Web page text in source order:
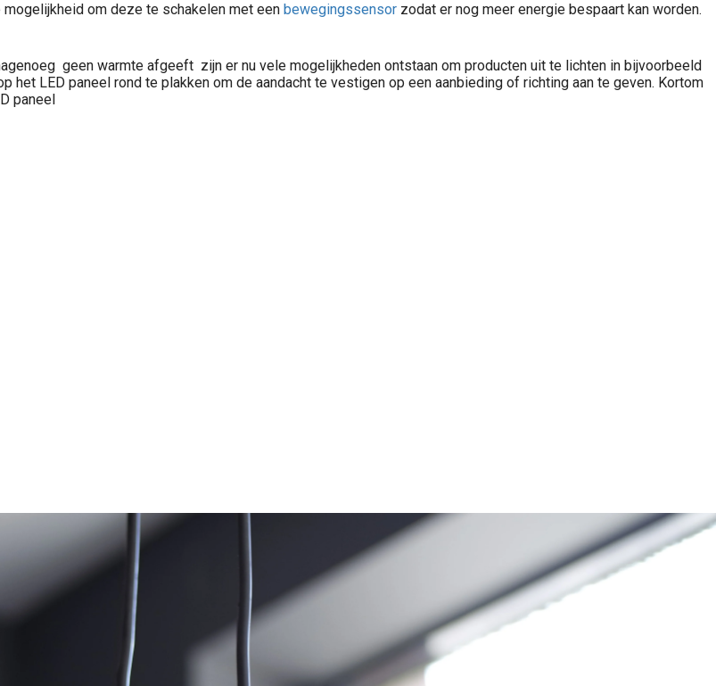
om deze te schakelen met een bewegingssensor zodat er nog meer energie bespaart kan worden.
geen warmte afgeeft zijn er nu vele mogelijkheden ontstaan om producten uit te lichten in bijvoorbeeld
LED paneel rond te plakken om de aandacht te vestigen op een aanbieding of richting aan te geven. Kortom
paneel